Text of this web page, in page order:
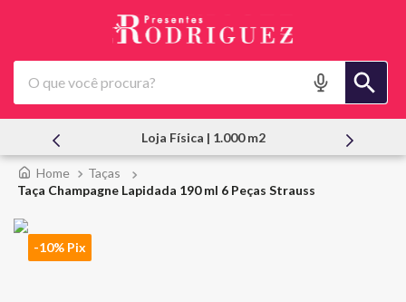
O que você procura?
Loja Física | 1.000 m2
Taças
Taça Champagne Lapidada 190 ml 6 Peças Strauss
-10% Pix